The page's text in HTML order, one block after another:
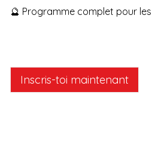
🔮 Programme complet pour
Inscris-toi maintenant